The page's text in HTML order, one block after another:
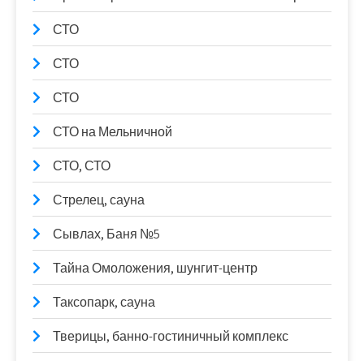
СТО
СТО
СТО
СТО на Мельничной
СТО, СТО
Стрелец, сауна
Сывлах, Баня №5
Тайна Омоложения, шунгит-центр
Таксопарк, сауна
Тверицы, банно-гостиничный комплекс